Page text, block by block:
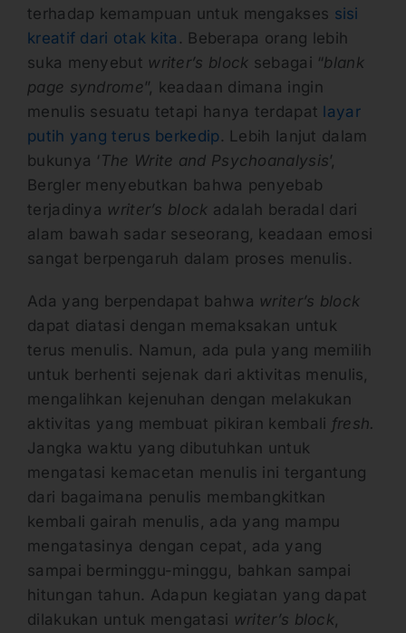
terhadap kemampuan untuk mengakses sisi
kreatif dari otak kita . Beberapa orang lebih
suka menyebut writer’s block sebagai “blank
page syndrome”, keadaan dimana ingin
menulis sesuatu tetapi hanya terdapat layar
putih yang terus berkedip. Lebih lanjut dalam
bukunya ‘ The Write and Psychoanalysis’,
Bergler menyebutkan bahwa penyebab
terjadinya writer’s block adalah beradal dari
alam bawah sadar seseorang, keadaan emosi
sangat berpengaruh dalam proses menulis.
Ada yang berpendapat bahwa writer’s block
dapat diatasi dengan memaksakan untuk
terus menulis. Namun, ada pula yang memilih
untuk berhenti sejenak dari aktivitas menulis,
mengalihkan kejenuhan dengan melakukan
aktivitas yang membuat pikiran kembali fresh.
Jangka waktu yang dibutuhkan untuk
mengatasi kemacetan menulis ini tergantung
dari bagaimana penulis membangkitkan
kembali gairah menulis, ada yang mampu
mengatasinya dengan cepat, ada yang
sampai berminggu-minggu, bahkan sampai
hitungan tahun. Adapun kegiatan yang dapat
dilakukan untuk mengatasi writer’s block